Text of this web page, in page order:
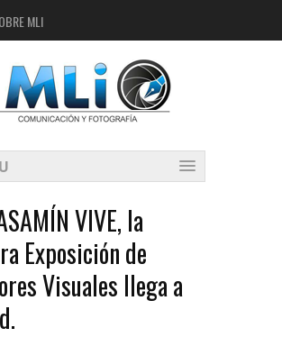
MLI
VIVE, la
Exposición de
Visuales llega a